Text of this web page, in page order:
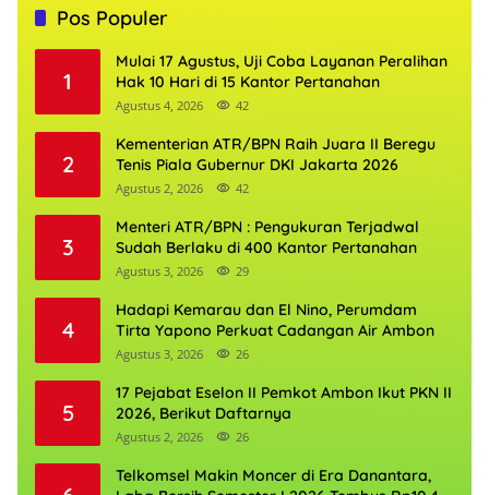
Pos Populer
1
Mulai 17 Agustus, Uji Coba Layanan Peralihan
Hak 10 Hari di 15 Kantor Pertanahan
Agustus 4, 2026 42
2
Kementerian ATR/BPN Raih Juara II Beregu
Tenis Piala Gubernur DKI Jakarta 2026
Agustus 2, 2026 42
3
Menteri ATR/BPN : Pengukuran Terjadwal
Sudah Berlaku di 400 Kantor Pertanahan
Agustus 3, 2026 29
4
Hadapi Kemarau dan El Nino, Perumdam
Tirta Yapono Perkuat Cadangan Air Ambon
Agustus 3, 2026 26
5
17 Pejabat Eselon II Pemkot Ambon Ikut PKN II
2026, Berikut Daftarnya
Agustus 2, 2026 26
Telkomsel Makin Moncer di Era Danantara,